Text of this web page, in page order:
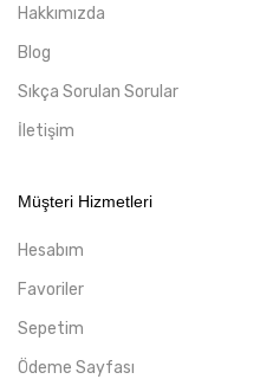
Hakkımızda
Blog
Sıkça Sorulan Sorular
İletişim
Müşteri Hizmetleri
Hesabım
Favoriler
Sepetim
Ödeme Sayfası